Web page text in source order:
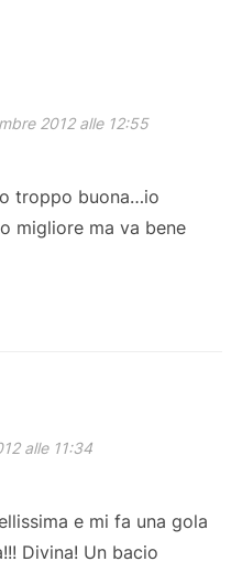
2012 alle 12:55
troppo buona…io
migliore ma va bene
alle 11:34
e mi fa una gola
Divina! Un bacio